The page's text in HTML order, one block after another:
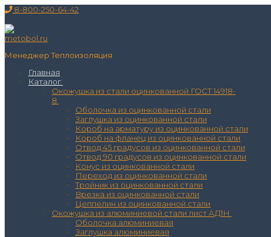
Перейти
содержимому
Меню
Закрыть
8-800-250-64-42
Менеджер Теплоизоляция
Главная
Каталог
Окожушка из стали оцинкованной ГОСТ 14918-
8
Оболочка из оцинкованной стали
Заглушка из оцинкованной стали
Короб на арматуру из оцинкованной стали
Короб на фланец из оцинкованной стали
Отвод 45 градусов из оцинкованной стали
Отвод 90 градусов из оцинкованной стали
Конус из оцинкованной стали
Переход из оцинкованной стали
Тройник из оцинкованной стали
Врезка из оцинкованной стали
Цеппелин из оцинкованной стали
Окожушка из алюминиевой стали лист АД1Н
Оболочка алюминиевая
Заглушка алюминиевая